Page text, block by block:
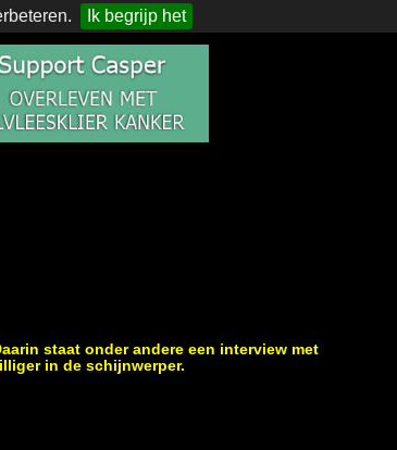
Ik begrijp het
staat onder andere een interview met
in de schijnwerper.